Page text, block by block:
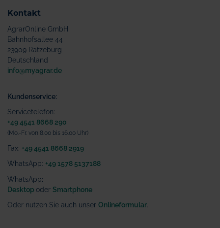
Kontakt
AgrarOnline GmbH
Bahnhofsallee 44
23909 Ratzeburg
Deutschland
info@myagrar.de
Kundenservice:
Servicetelefon:
+49 4541 8668 290
(Mo.-Fr. von 8.00 bis 16.00 Uhr)
Fax: +49 4541 8668 2919
WhatsApp: +49 1578 5137188
WhatsApp:
Desktop oder Smartphone
Oder nutzen Sie auch unser Onlineformular